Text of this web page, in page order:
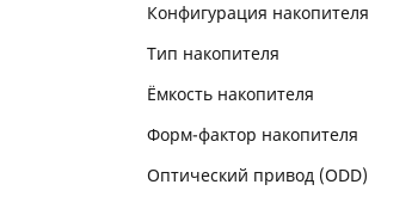
Конфигурация накопителя
Тип накопителя
Ёмкость накопителя
Форм-фактор накопителя
Оптический привод (ODD)